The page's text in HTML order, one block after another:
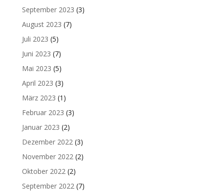
September 2023 (3)
August 2023 (7)
Juli 2023 (5)
Juni 2023 (7)
Mai 2023 (5)
April 2023 (3)
März 2023 (1)
Februar 2023 (3)
Januar 2023 (2)
Dezember 2022(3)
November 2022(2)
Oktober 2022(2)
September 2022(7)